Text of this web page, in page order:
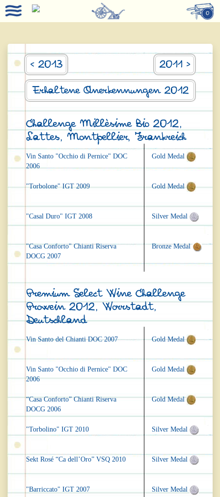
0
< 2013 2011 >
Erhaltene Anerkennungen 2012
Challenge Millèsime Bio 2012,
Lattes, Montpellier, Frankreich
Vin Santo "Occhio di Pernice" DOC
2006
"Torbolone" IGT 2009
"Casal Duro" IGT 2008
"Casa Conforto" Chianti Riserva
DOCG 2007
Gold Medal
Gold Medal
Silver Medal
Bronze Medal
Premium Select Wine Challenge
Prowein 2012, Worrstadt,
Deutschland
Vin Santo del Chianti DOC 2007
Vin Santo "Occhio di Pernice" DOC
2006
“Casa Conforto” Chianti Riserva
DOCG 2006
"Torbolino" IGT 2010
Sekt Rosé “Ca dell’Oro” VSQ 2010
"Barriccato" IGT 2007
Gold Medal
Gold Medal
Gold Medal
Silver Medal
Silver Medal
Silver Medal